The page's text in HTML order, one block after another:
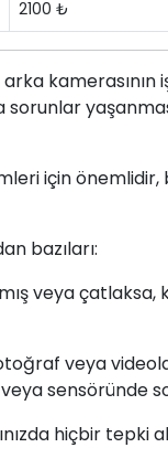
2100 ₺
kamerasının
için önemlidir,
bazıları:
veya
veya
sensöründe
hiçbir tepki